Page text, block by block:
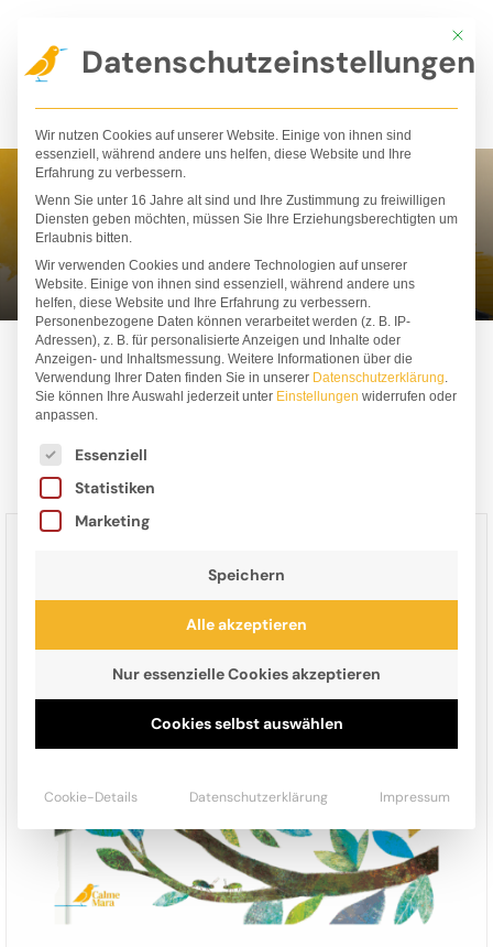
Inhalt
springen
Naturschutz
ALLE
Mit
Datenschutzeinstellungen
Wir nutzen Cookies auf unserer Website. Einige von ihnen sind
essenziell, während andere uns helfen, diese Website und Ihre
Erfahrung zu verbessern.
Wenn Sie unter 16 Jahre alt sind und Ihre Zustimmung zu freiwilligen
Diensten geben möchten, müssen Sie Ihre Erziehungsberechtigten um
Erlaubnis bitten.
Wir verwenden Cookies und andere Technologien auf unserer
Website. Einige von ihnen sind essenziell, während andere uns
helfen, diese Website und Ihre Erfahrung zu verbessern.
Personenbezogene Daten können verarbeitet werden (z. B. IP-
Adressen), z. B. für personalisierte Anzeigen und Inhalte oder
Anzeigen- und Inhaltsmessung. Weitere Informationen über die
Verwendung Ihrer Daten finden Sie in unserer Datenschutzerklärung.
Sie können Ihre Auswahl jederzeit unter Einstellungen widerrufen oder
anpassen.
Es folgt eine Liste der Service-Gruppen, für die
Essenziell
Statistiken
Marketing
Speichern
Alle akzeptieren
Nur essenzielle Cookies akzeptieren
Cookies selbst auswählen
Cookie-Details Datenschutzerklärung Impressum